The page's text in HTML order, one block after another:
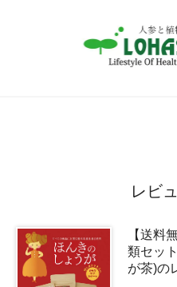
レビ
【送料
類セッ
が茶)の